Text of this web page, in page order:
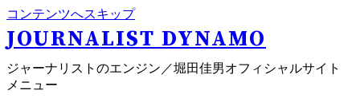
コンテンツへスキップ
JOURNALIST DYNAMO
ジャーナリストのエンジン／堀田佳男オフィシャルサイト
メニュー